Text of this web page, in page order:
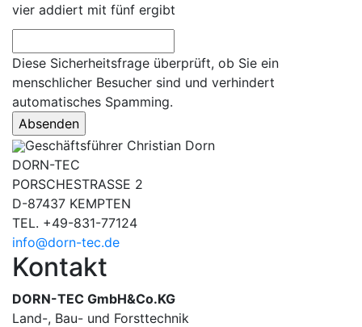
vier addiert mit fünf ergibt
Diese Sicherheitsfrage überprüft, ob Sie ein
menschlicher Besucher sind und verhindert
automatisches Spamming.
Geschäftsführer Christian Dorn
DORN-TEC
PORSCHESTRASSE 2
D-87437 KEMPTEN
TEL. +49-831-77124
info@dorn-tec.de
Kontakt
DORN-TEC GmbH&Co.KG
Land-, Bau- und Forsttechnik